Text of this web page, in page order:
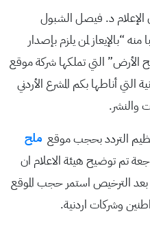
الإعلام د. فيصل الشبول
“بالإيعاز لمن يلزم بإصدار
التي تملكها شركة موقع
التي أناطها بكم المشرع الأردني
التردد بحجب موقع ملح
تم توضيح هيئة الاعلام ان
بعد الترخيص استمر حجب الموقع
وشركات اردنية.